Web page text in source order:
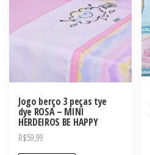
Jogo berço 3 peças tye
dye ROSA – MINI
HERDEIROS BE HAPPY
R$59,99